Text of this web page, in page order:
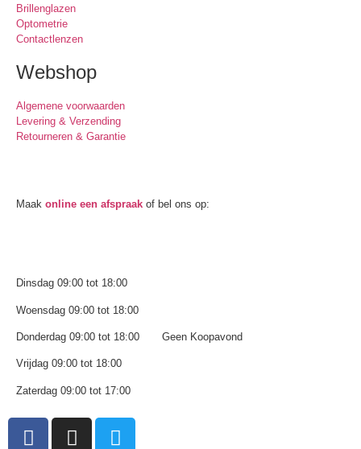
Brillenglazen
Optometrie
Contactlenzen
Webshop
Algemene voorwaarden
Levering & Verzending
Retourneren & Garantie
Maak online een afspraak of bel ons op:
Dinsdag 09:00 tot 18:00
Woensdag 09:00 tot 18:00
Donderdag 09:00 tot 18:00 Geen Koopavond
Vrijdag 09:00 tot 18:00
Zaterdag 09:00 tot 17:00